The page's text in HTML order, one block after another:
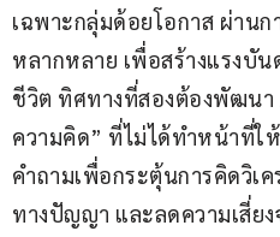
เฉพาะกลุ่มด้อยโอกาส ผ่าน
หลากหลาย เพื่อสร้างแรงบั
ชีวิต ทิศทางที่สองต้องพัฒนา
ความคิด” ที่ไม่ได้ทำหน้าที่ใ
คำถามเพื่อกระตุ้นการคิดวิเ
ทางปัญญา และลดความเสี่ย